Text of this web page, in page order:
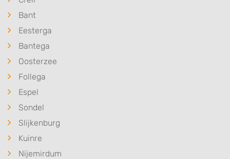
Bant
Eesterga
Bantega
Oosterzee
Follega
Espel
Sondel
Slijkenburg
Kuinre
Nijemirdum